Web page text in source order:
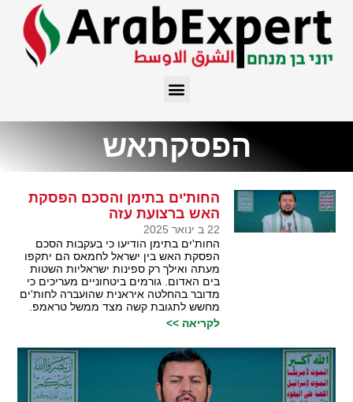
הפסקתאש
החות'ים בתימן והסכם הפסקת
האש ברצועת עזה
22 ב ינואר 2025
החות'ים בתימן הודיעו כי בעקבות הסכם
הפסקת האש בין ישראל לחמאס הם יתקפו
מעתה ואילך רק ספינות ישראליות השטות
בים האדום. גורמים ביטחוניים מעריכים כי
מדובר בהחלטה איראנית שהועברה לחות'ים
מחשש לתגובת קשה מצד ממשל טראמפ.
לקריאה >>